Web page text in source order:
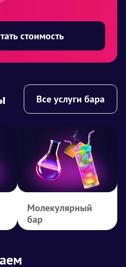
стоимость
Все услуги бара
Молекулярный
бар